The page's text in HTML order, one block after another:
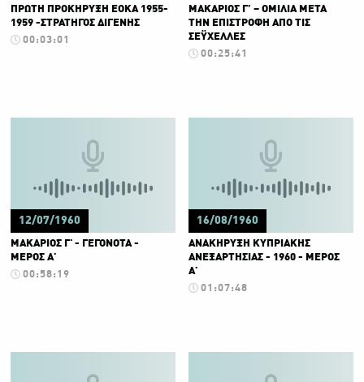
ΠΡΩΤΗ ΠΡΟΚΗΡΥΞΗ ΕΟΚΑ 1955-
1959 -ΣΤΡΑΤΗΓΟΣ ΔΙΓΕΝΗΣ
00:03:01
ΜΑΚΑΡΙΟΣ Γ’ – ΟΜΙΛΙΑ ΜΕΤΑ
ΤΗΝ ΕΠΙΣΤΡΟΦΗ ΑΠΟ ΤΙΣ
ΣΕΫΧΕΛΛΕΣ
00:25:41
12/07/1960
ΜΑΚΑΡΙΟΣ Γ' - ΓΕΓΟΝΟΤΑ -
ΜΕΡΟΣ Α'
00:58:19
16/08/1960
ΑΝΑΚΗΡΥΞΗ ΚΥΠΡΙΑΚΗΣ
ΑΝΕΞΑΡΤΗΣΙΑΣ - 1960 - ΜΕΡΟΣ
Α'
01:07:48